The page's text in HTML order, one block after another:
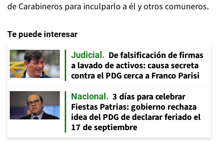
de Carabineros para inculparlo a él y otros comuneros.
Te puede interesar
Judicial
De falsificación de firmas
a lavado de activos: causa secreta
contra el PDG cerca a Franco Parisi
Nacional
3 días para celebrar
Fiestas Patrias: gobierno rechaza
idea del PDG de declarar feriado el
17 de septiembre